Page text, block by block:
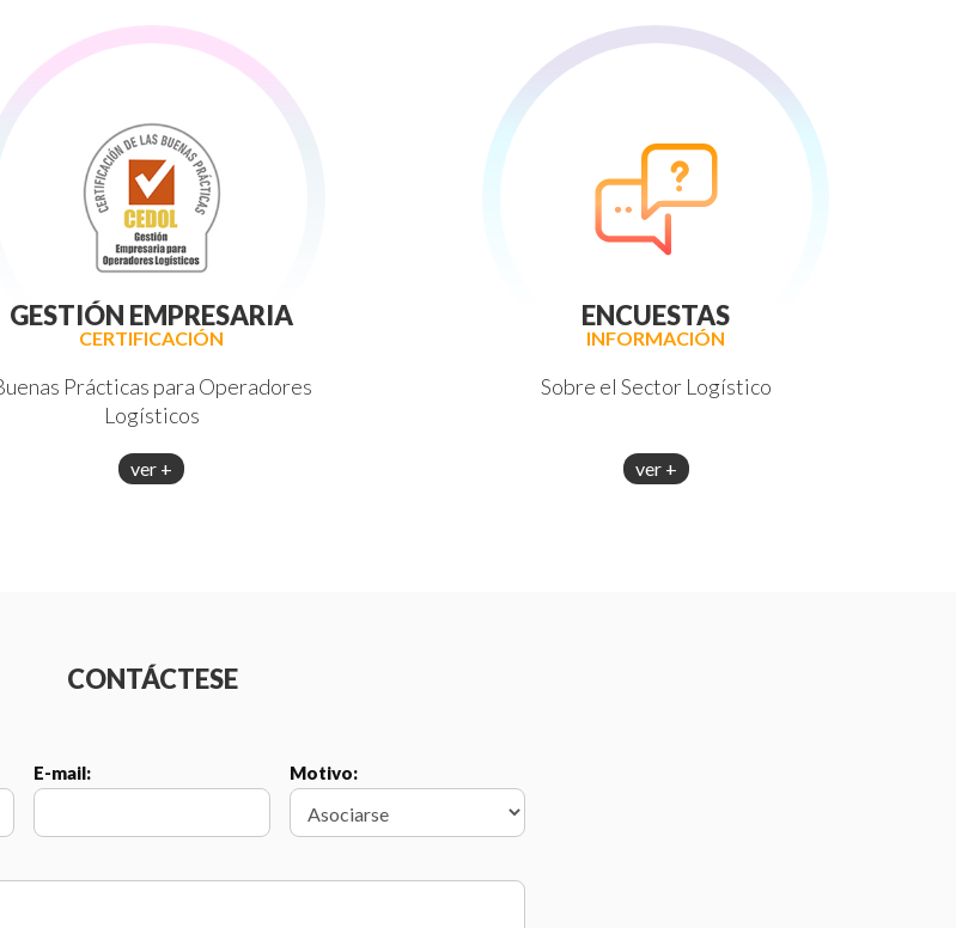
GESTIÓN EMPRESARIA
CERTIFICACIÓN
Prácticas para Operadores
Logísticos
ver +
ENCUESTAS
INFORMACIÓN
Sobre el Sector Logístico
ver +
CONTÁCTESE
E-mail: Motivo: